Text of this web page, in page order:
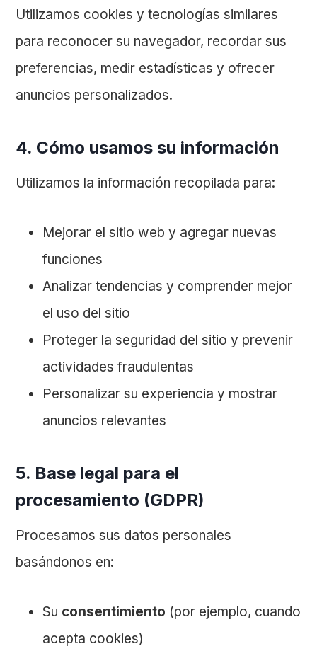
Utilizamos cookies y tecnologías similares
para reconocer su navegador, recordar sus
preferencias, medir estadísticas y ofrecer
anuncios personalizados.
4. Cómo usamos su información
Utilizamos la información recopilada para:
Mejorar el sitio web y agregar nuevas
funciones
Analizar tendencias y comprender mejor
el uso del sitio
Proteger la seguridad del sitio y prevenir
actividades fraudulentas
Personalizar su experiencia y mostrar
anuncios relevantes
5. Base legal para el
procesamiento (GDPR)
Procesamos sus datos personales
basándonos en:
Su consentimiento (por ejemplo, cuando
acepta cookies)